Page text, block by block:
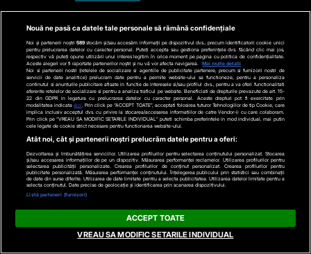
Stiri Politice
Educatie
Stiri externe
Life
Tech
Stiri auto
Stiri economice
Sport
Contact
Bd. Mărăști 65-67,
Nouă ne pasă ca datele tale personale să rămână confidențiale
Noi și partenerii noștri 589stocăm și/sau accesăm informații pe dispozitivul dvs., precum identificatorii cookie unici
pentru prelucrarea datelor cu caracter personal. Puteți accepta sau gestiona preferințele dvs. făcând clic mai jos,
respectiv vă puteți opune utilizării unui interes legitim în orice moment pe pagina cu politica de confidențialitate.
Aceste alegeri vor fi raportate partenerilor noștri și nu vă vor afecta navigarea.
Mai multe detalii
Noi si partenerii nostri (retelele de socializare si agentiile de publicitate partenere, precum si furnizorii nostri de
servicii de date analitice) prelucram date pentru a permite website-ului sa functioneze, pentru a personaliza
continutul si anunturile publicitare afisate in functie de interesele si/sau profilul dvs., pentru a va oferi functionalitati
aferente retelelor de socializare si pentru a analiza traficul pe website. Beneficiati de drepturile prevazute de art. 15-
22 din GDPR in legatura cu prelucrarea datelor cu caracter personal. Aceste drepturi pot fi exercitate prin
modalitatea indicataaici . Prin click pe “ACCEPT TOATE”, acceptati folosirea tuturor Tehnologiilor de tip Cookie, care
implica inclusiv acceptul dvs. cu privire la stocarea/accesarea informatiilor de catre Vendor-ii cu care colaboram.
Prin click pe “VREAU SA MODIFIC SETARILE INDIVIDUAL” puteti schimba preferintele in mod individual, mai putin
cele legate de cookie strict necesare pentru functionarea website-ului.
Atât noi, cât și partenerii noștri prelucrăm datele pentru a oferi:
Dezvoltarea și îmbunătățirea serviciilor. Utilizarea profilurilor pentru selectarea conținutului personalizat. Stocarea
și/sau accesarea informațiilor de pe un dispozitiv. Măsurarea performanței reclamelor. Utilizarea profilurilor pentru
selectarea publicității personalizate. Crearea profilurilor de conținut personalizat. Crearea profilurilor pentru
publicitate personalizată. Măsurarea performanței conținutului. Înțelegerea publicului prin statistici sau combinații
de date din surse diferite. Utilizarea de date limitate pentru a selecta publicitatea. Utilizarea datelor limitate pentru a
selecta conținutul. Date precise de geolocație și identificarea prin scanarea dispozitivului.
Listă parteneri (furnizori)
ACCEPT TOATE
VREAU SA MODIFIC SETARILE INDIVIDUAL